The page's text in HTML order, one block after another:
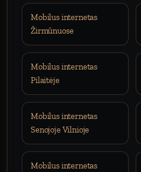
Mobilus internetas
Žirmūnuose
Mobilus internetas
Pilaitėje
Mobilus internetas
Senojoje Vilnioje
Mobilus internetas